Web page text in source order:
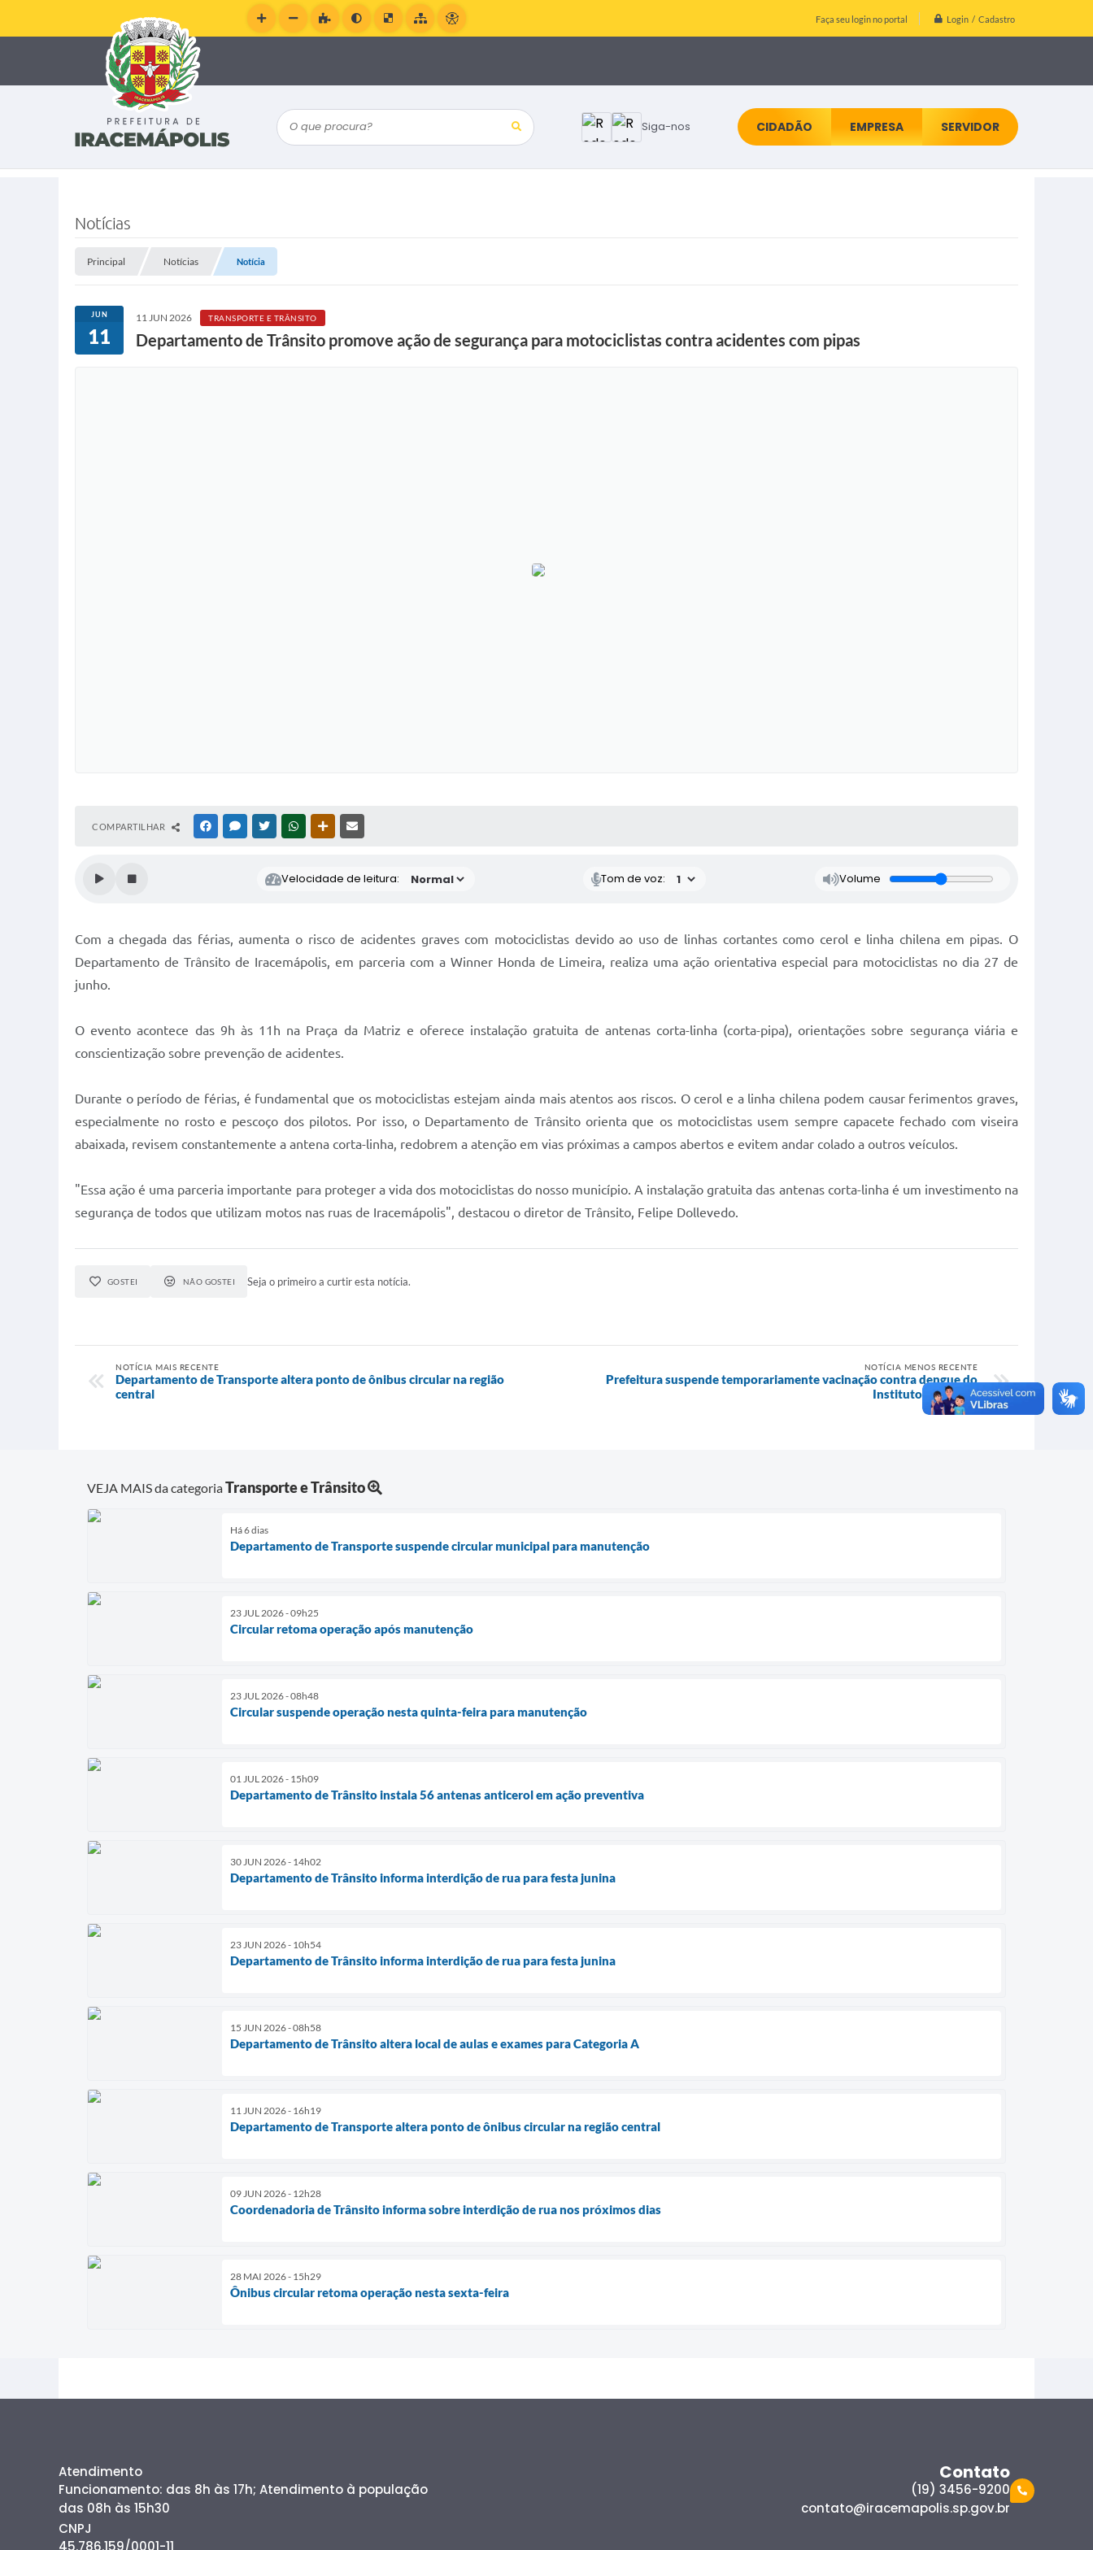
Faça seu login no portal Login / Cadastro
Siga-nos
O que procura? CIDADÃO EMPRESA SERVIDOR
Notícias
Principal Notícias Notícia
JUN
11
11 JUN 2026 TRANSPORTE E TRÂNSITO
Departamento de Trânsito promove ação de segurança para motociclistas contra acidentes com pipas
COMPARTILHAR FACEBOOKMESSENGER
TWITTERWHATSAPPOUTRAS MÍDIAS
Velocidade de leitura: Tom de voz: Volume
Com a chegada das férias, aumenta o risco de acidentes graves com motociclistas devido ao uso de linhas cortantes como cerol e linha chilena em pipas. O
Departamento de Trânsito de Iracemápolis, em parceria com a Winner Honda de Limeira, realiza uma ação orientativa especial para motociclistas no dia 27 de
junho.
O evento acontece das 9h às 11h na Praça da Matriz e oferece instalação gratuita de antenas corta-linha (corta-pipa), orientações sobre segurança viária e
conscientização sobre prevenção de acidentes.
Durante o período de férias, é fundamental que os motociclistas estejam ainda mais atentos aos riscos. O cerol e a linha chilena podem causar ferimentos graves,
especialmente no rosto e pescoço dos pilotos. Por isso, o Departamento de Trânsito orienta que os motociclistas usem sempre capacete fechado com viseira
abaixada, revisem constantemente a antena corta-linha, redobrem a atenção em vias próximas a campos abertos e evitem andar colado a outros veículos.
"Essa ação é uma parceria importante para proteger a vida dos motociclistas do nosso município. A instalação gratuita das antenas corta-linha é um investimento na
segurança de todos que utilizam motos nas ruas de Iracemápolis", destacou o diretor de Trânsito, Felipe Dollevedo.
GOSTEI NÃO GOSTEI Seja o primeiro a curtir esta notícia.
NOTÍCIA MAIS RECENTE
Departamento de Transporte altera ponto de ônibus circular na região
central
NOTÍCIA MENOS RECENTE
Prefeitura suspende temporariamente vacinação contra dengue do
Instituto Butantan
VEJA MAIS da categoriaTransporte e Trânsito
Há 6 dias
Departamento de Transporte suspende circular municipal para manutenção
23 JUL 2026 - 09h25
Circular retoma operação após manutenção
23 JUL 2026 - 08h48
Circular suspende operação nesta quinta-feira para manutenção
01 JUL 2026 - 15h09
Departamento de Trânsito instala 56 antenas anticerol em ação preventiva
30 JUN 2026 - 14h02
Departamento de Trânsito informa interdição de rua para festa junina
23 JUN 2026 - 10h54
Departamento de Trânsito informa interdição de rua para festa junina
15 JUN 2026 - 08h58
Departamento de Trânsito altera local de aulas e exames para Categoria A
11 JUN 2026 - 16h19
Departamento de Transporte altera ponto de ônibus circular na região central
09 JUN 2026 - 12h28
Coordenadoria de Trânsito informa sobre interdição de rua nos próximos dias
28 MAI 2026 - 15h29
Ônibus circular retoma operação nesta sexta-feira
Contato
(19) 3456-9200
contato@iracemapolis.sp.gov.br
Atendimento
Funcionamento: das 8h às 17h; Atendimento à população
das 08h às 15h30
CNPJ
45.786.159/0001-11